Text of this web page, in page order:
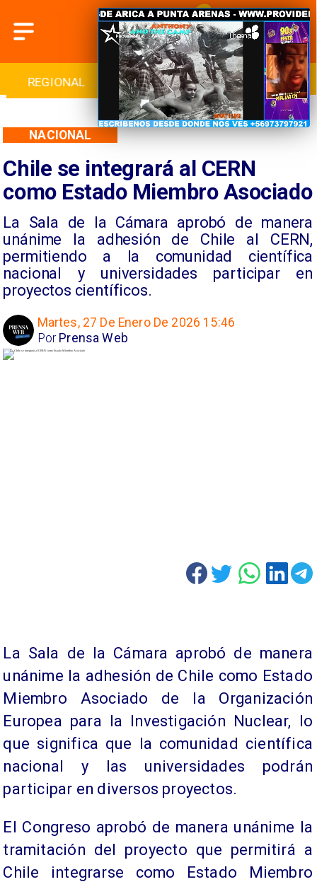
REGIONAL INTERNACIONAL DEPORTES
Chile se integrará al CERN
como Estado Miembro Asociado
La Sala de la Cámara aprobó de manera
unánime la adhesión de Chile al CERN,
permitiendo a la comunidad científica
nacional y universidades participar en
proyectos científicos.
NACIONAL
Martes, 27 De Enero De 2026 15:46
Prensa Web
Por
La Sala de la Cámara aprobó de manera
unánime la adhesión de Chile como Estado
Miembro Asociado de la Organización
Europea para la Investigación Nuclear, lo
que significa que la comunidad científica
nacional y las universidades podrán
participar en diversos proyectos.
El Congreso aprobó de manera unánime la
tramitación del proyecto que permitirá a
Chile integrarse como Estado Miembro